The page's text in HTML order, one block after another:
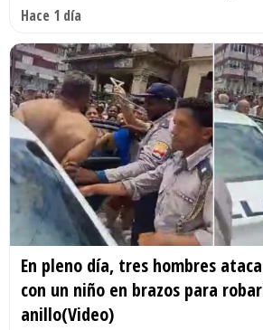
Hace 1 día
En pleno día, tres hombres
con un niño en brazos para
anillo(Video)